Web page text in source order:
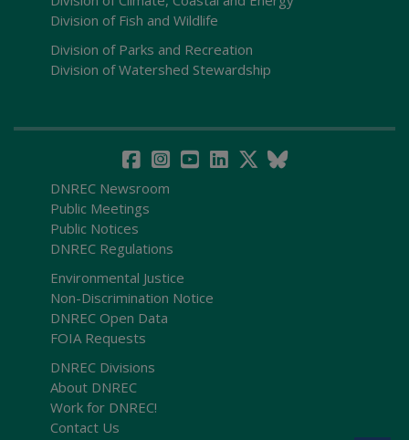
Division of Fish and Wildlife
Division of Parks and Recreation
Division of Watershed Stewardship
DNREC Newsroom
Public Meetings
Public Notices
DNREC Regulations
Environmental Justice
Non-Discrimination Notice
DNREC Open Data
FOIA Requests
DNREC Divisions
About DNREC
Work for DNREC!
Contact Us